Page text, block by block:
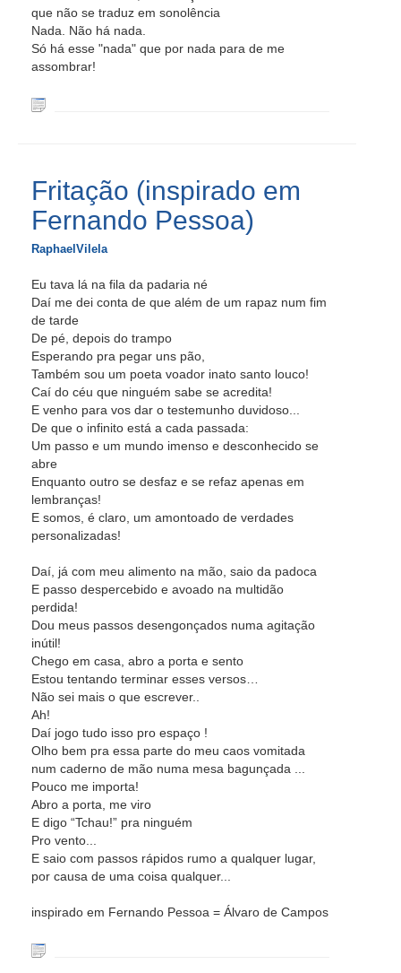
que não se traduz em sonolência
Nada. Não há nada.
Só há esse "nada" que por nada para de me
assombrar!
Fritação (inspirado em
Fernando Pessoa)
RaphaelVilela
Eu tava lá na fila da padaria né
Daí me dei conta de que além de um rapaz num fim
de tarde
De pé, depois do trampo
Esperando pra pegar uns pão,
Também sou um poeta voador inato santo louco!
Caí do céu que ninguém sabe se acredita!
E venho para vos dar o testemunho duvidoso...
De que o infinito está a cada passada:
Um passo e um mundo imenso e desconhecido se
abre
Enquanto outro se desfaz e se refaz apenas em
lembranças!
E somos, é claro, um amontoado de verdades
personalizadas!
Daí, já com meu alimento na mão, saio da padoca
E passo despercebido e avoado na multidão
perdida!
Dou meus passos desengonçados numa agitação
inútil!
Chego em casa, abro a porta e sento
Estou tentando terminar esses versos…
Não sei mais o que escrever..
Ah!
Daí jogo tudo isso pro espaço !
Olho bem pra essa parte do meu caos vomitada
num caderno de mão numa mesa bagunçada ...
Pouco me importa!
Abro a porta, me viro
E digo “Tchau!” pra ninguém
Pro vento...
E saio com passos rápidos rumo a qualquer lugar,
por causa de uma coisa qualquer...
inspirado em Fernando Pessoa = Álvaro de Campos